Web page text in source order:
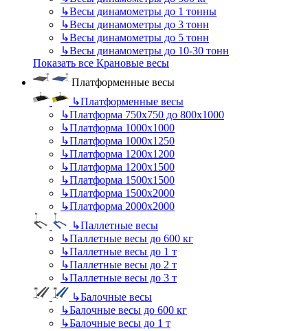
↳Весы динамометры до 1 тонны
↳Весы динамометры до 3 тонн
↳Весы динамометры до 5 тонн
↳Весы динамометры до 10-30 тонн
Показать все Крановые весы
Платформенные весы
↳Платформенные весы
↳Платформа 750х750 до 800х1000
↳Платформа 1000х1000
↳Платформа 1000х1250
↳Платформа 1200х1200
↳Платформа 1200х1500
↳Платформа 1500х1500
↳Платформа 1500х2000
↳Платформа 2000х2000
↳Паллетные весы
↳Паллетные весы до 600 кг
↳Паллетные весы до 1 т
↳Паллетные весы до 2 т
↳Паллетные весы до 3 т
↳Балочные весы
↳Балочные весы до 600 кг
↳Балочные весы до 1 т